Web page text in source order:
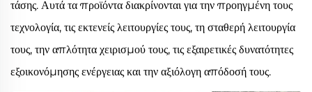
τάσης. Αυτά τα προϊόντα διακρίνονται για την προηγμένη τους
τεχνολογία, τις εκτενείς λειτουργίες τους, τη σταθερή λειτουργία
τους, την απλότητα χειρισμού τους, τις εξαιρετικές δυνατότητες
εξοικονόμησης ενέργειας και την αξιόλογη απόδοσή τους.